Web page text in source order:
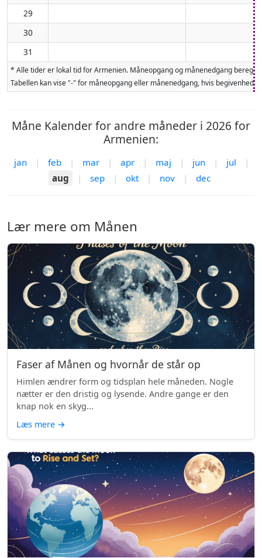
29
30
31
* Alle tider er lokal tid for Armenien. Måneopgang og månenedgang
Tabellen kan vise "-" for måneopgang eller månenedgang, hvis
Måne Kalender for andre måneder i 2026 for
Armenien:
jan | feb | mar | apr | maj | jun | jul
|
aug
| sep | okt | nov | dec
Lær mere om Månen
Faser af Månen og hvornår de står op
Himlen ændrer form og tidsplan hele måneden. Nogle
nætter er den dristig og lysende. Andre gange er den
knap nok en skyg...
Læs mere →